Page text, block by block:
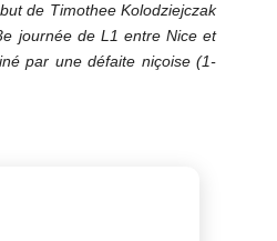
de Timothee Kolodziejczak
journée de L1 entre Nice et
par une défaite niçoise (1-